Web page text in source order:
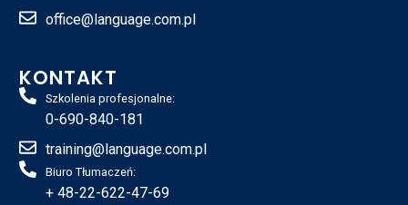
platformą zaczniesz mówić jak
office@language.com.pl
KONTAKT
Szkolenia profesjonalne:
0-690-840-181
training@language.com.pl
Biuro Tłumaczeń:
+ 48-22-622-47-69